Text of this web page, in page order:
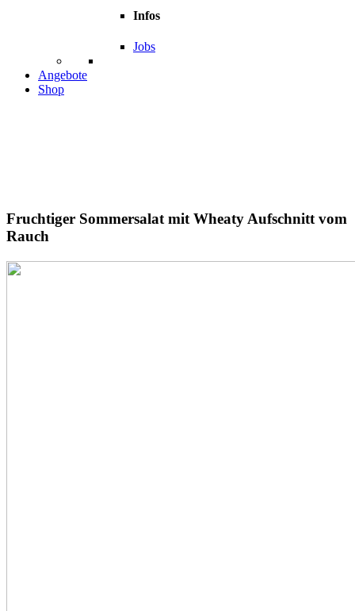
Infos
Jobs
Angebote
Shop
Fruchtiger Sommersalatmit Wheaty Aufschnitt vom
Rauch